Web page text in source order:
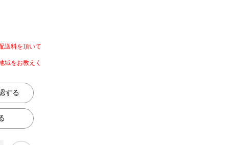
送料を頂いて
域をお教えく